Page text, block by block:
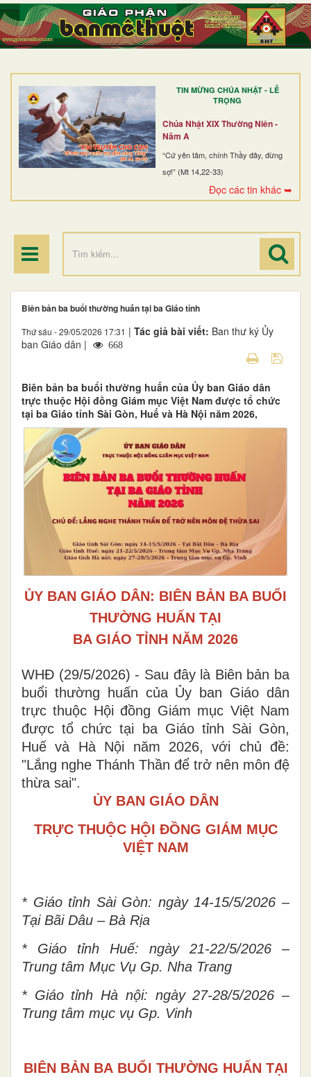
TIN MỪNG CHÚA NHẬT - LỄ
TRỌNG
Chúa Nhật XIX Thường Niên -
Năm A
“Cứ yên tâm, chính Thầy đây, đừng
sợ!” (Mt 14,22-33)
Đọc các tin khác ➥
TRANG NHẤT
GIỚI THIỆU
DÒNG TU
BAN MỤC VỤ
ĐOÀN THỂ CG
ĐIỂM HÀNH HƯƠNG
Biên bản ba buổi thường huấn tại ba Giáo tỉnh
Thứ sáu - 29/05/2026 17:31 | Tác giả bài viết: Ban thư ký Ủy
ban Giáo dân |
668
Biên bản ba buổi thường huấn của Ủy ban Giáo dân
trực thuộc Hội đồng Giám mục Việt Nam được tổ chức
tại ba Giáo tỉnh Sài Gòn, Huế và Hà Nội năm 2026,
ỦY BAN GIÁO DÂN: BIÊN BẢN BA BUỔI
THƯỜNG HUẤN TẠI
BA GIÁO TỈNH NĂM 2026
WHĐ (29/5/2026) - Sau đây là Biên bản ba
buổi thường huấn của Ủy ban Giáo dân
trực thuộc Hội đồng Giám mục Việt Nam
được tổ chức tại ba Giáo tỉnh Sài Gòn,
Huế và Hà Nội năm 2026, với chủ đề:
"Lắng nghe Thánh Thần để trở nên môn đệ
thừa sai".
ỦY BAN GIÁO DÂN
TRỰC THUỘC HỘI ĐỒNG GIÁM MỤC
VIỆT NAM
* Giáo tỉnh Sài Gòn: ngày 14-15/5/2026 –
Tại Bãi Dâu – Bà Rịa
* Giáo tỉnh Huế: ngày 21-22/5/2026 –
Trung tâm Mục Vụ Gp. Nha Trang
* Giáo tỉnh Hà nội: ngày 27-28/5/2026 –
Trung tâm mục vụ Gp. Vinh
BIÊN BẢN BA BUỔI THƯỜNG HUẤN TẠI